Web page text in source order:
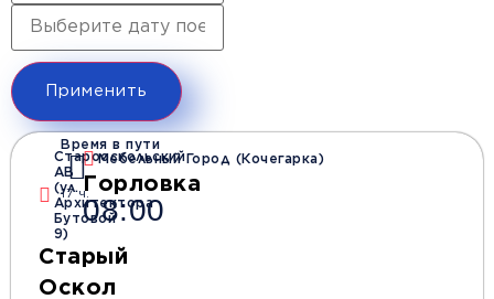
Применить
Старооскольский
АВ
(ул.
Архитектора
Бутовой
9)
Старый
Оскол
Время в пути
17 ч.
Мебельный Город (Кочегарка)
Горловка
08:00